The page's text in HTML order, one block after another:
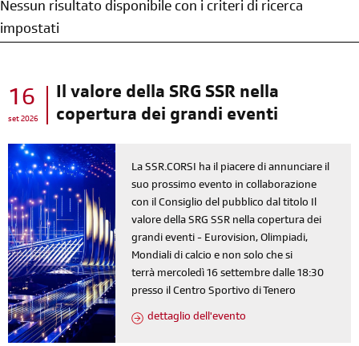
Nessun risultato disponibile con i criteri di ricerca
impostati
16
set 2026
Il valore della SRG SSR nella
copertura dei grandi eventi
La SSR.CORSI ha il piacere di annunciare il
suo prossimo evento in collaborazione
con il Consiglio del pubblico dal titolo Il
valore della SRG SSR nella copertura dei
grandi eventi - Eurovision, Olimpiadi,
Mondiali di calcio e non solo che si
terrà mercoledì 16 settembre dalle 18:30
presso il Centro Sportivo di Tenero
dettaglio dell'evento